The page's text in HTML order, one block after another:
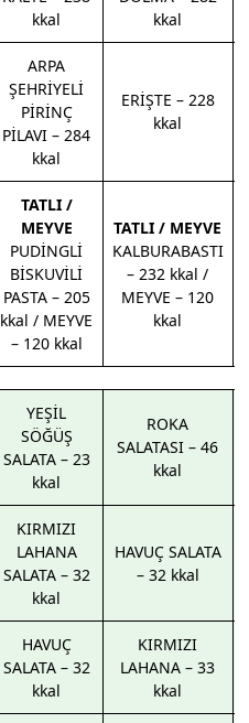
kkal
kkal
ARPA
ŞEHRİYELİ
PİRİNÇ
PİLAVI – 284
kkal
ERİŞTE – 228
kkal
TATLI /
MEYVE
PUDİNGLİ
BİSKUVİLİ
PASTA – 205
kkal / MEYVE
– 120 kkal
TATLI / MEYVE
KALBURABASTI
– 232 kkal /
MEYVE – 120
kkal
YEŞİL
SÖĞÜŞ
SALATA – 23
kkal
ROKA
SALATASI – 46
kkal
KIRMIZI
LAHANA
SALATA – 32
kkal
HAVUÇ SALATA
– 32 kkal
HAVUÇ
SALATA – 32
kkal
KIRMIZI
LAHANA – 33
kkal